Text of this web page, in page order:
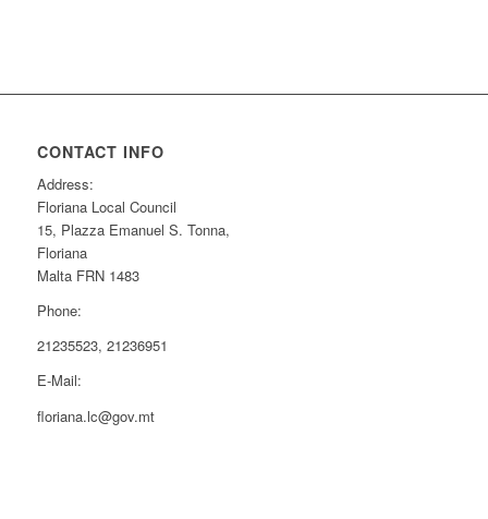
CONTACT INFO
Address:
Floriana Local Council
15, Plazza Emanuel S. Tonna,
Floriana
Malta FRN 1483
Phone:
21235523, 21236951
E-Mail:
floriana.lc@gov.mt